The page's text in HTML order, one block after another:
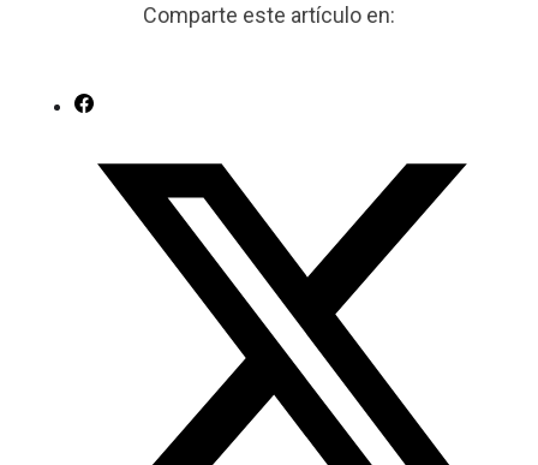
Comparte este artículo en: